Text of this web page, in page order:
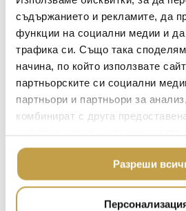
съдържанието и рекламите, да
функции на социални медии и
трафика си. Също така
начина, по който използвате
партньорските си социални
партньори и партньори за
комбинират с друга
ползването от Ваша страна на
Разреши
site in Egypt but also by the
jewelry collections by George
за
Георги Питов
Много интересни
предложения!
персонал.